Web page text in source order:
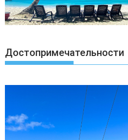
Достопримечательности